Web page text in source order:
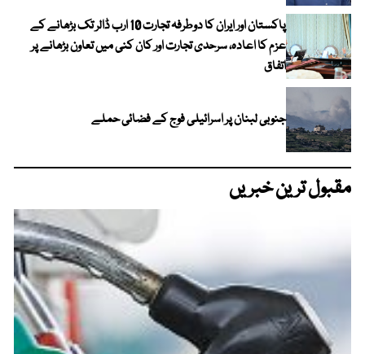
پاکستان اور ایران کا دوطرفہ تجارت 10 ارب ڈالر تک بڑھانے کے
عزم کا اعادہ، سرحدی تجارت اور کان کنی میں تعاون بڑھانے پر
اتفاق
جنوبی لبنان پر اسرائیلی فوج کے فضائی حملے
مقبول ترین خبریں